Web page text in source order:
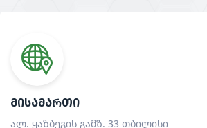
ᲛᲘᲡᲐᲛᲐᲠᲗᲘ
ალ. ყაზბეგის გამზ. 33 თბილისი